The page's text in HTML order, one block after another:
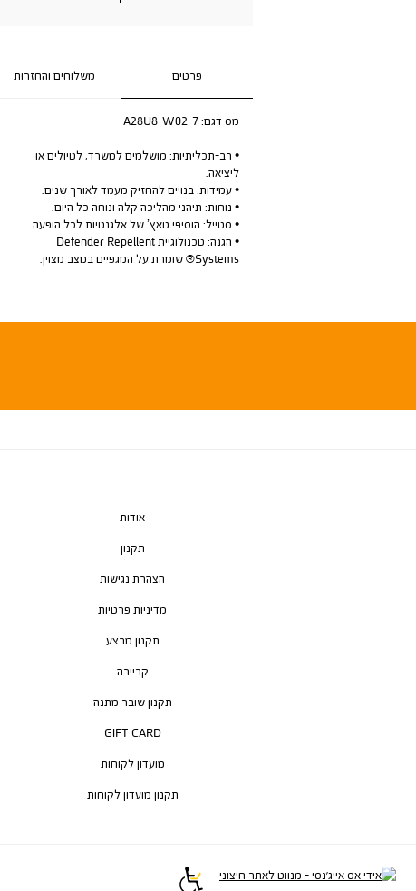
פרטים משלוחים והחזרות
מס דגם:A28U8-W02-7
• רב-תכליתיות: מושלמים למשרד, לטיולים או
ליציאה.
• עמידות: בנויים להחזיק מעמד לאורך שנים.
• נוחות: תיהני מהליכה קלה ונוחה כל היום.
• סטייל: הוסיפי טאץ’ של אלגנטיות לכל הופעה.
• הגנה: טכנולוגיית Defender Repellent
Systems® שומרת על המגפיים במצב מצוין.
אודות
תקנון
הצהרת נגישות
מדיניות פרטיות
תקנון מבצע
קריירה
תקנון שובר מתנה
GIFT CARD
מועדון לקוחות
תקנון מועדון לקוחות